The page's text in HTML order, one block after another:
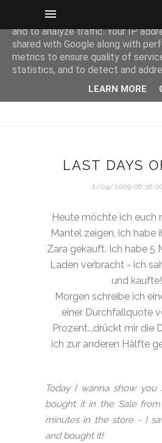
LAST DAYS
2/04/2009
Heute möchte ich euch
Mantel zeigen, ich habe
Zara gekauft. Ich habe 5
Laden verbracht - ich
und kaufte!
Morgen schreibe ich
einer Durchfallquote
Prozent...drückt mir die
ich zur anderen Hälfte
Today I wanna show
bought it in the Sale
minutes in the store - I
and bought it!
This site uses cookies from
and to analyze traffic. Your IP
shared with Google along with
metrics to ensure quality of
statistics, and to detect and
LEARN MORE